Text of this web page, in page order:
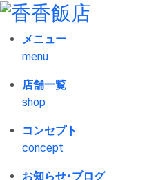
メニュー
menu
店舗一覧
shop
コンセプト
concept
お知らせ･ブログ